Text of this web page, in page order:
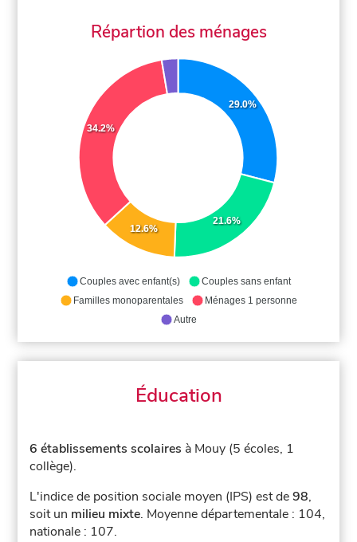
Répartion des ménages
29.0%
21.6%
12.6%
34.2%
Couples avec enfant(s)
Couples sans enfant
Familles monoparentales
Ménages 1 personne
Autre
Éducation
6 établissements scolaires à Mouy (5 écoles, 1
collège).
L'indice de position sociale moyen (IPS) est de98,
soit un milieu mixte. Moyenne départementale : 104,
nationale : 107.